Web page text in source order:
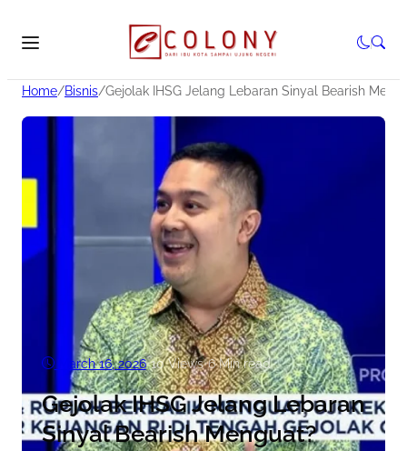
Home/Bisnis/Gejolak IHSG Jelang Lebaran Sinyal Bearish
March 16, 2026•10Views•6 Min read
Gejolak IHSG Jelang Lebaran
Sinyal Bearish Menguat?